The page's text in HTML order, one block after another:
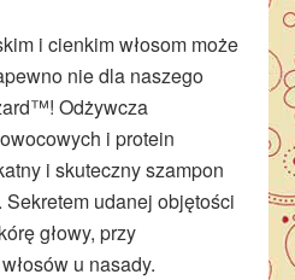
i cienkim włosom może
nie dla naszego
Odżywcza
i protein
i skuteczny szampon
udanej objętości
głowy, przy
u nasady.